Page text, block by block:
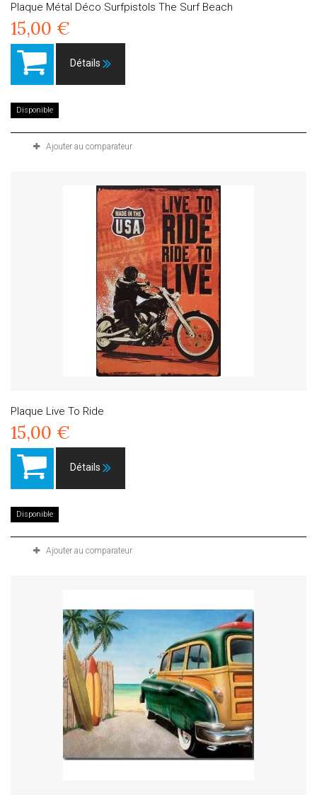
Plaque Métal Déco Surfpistols The Surf Beach
15,00 €
Détails
Disponible
Ajouter au comparateur
Plaque Live To Ride
15,00 €
Détails
Disponible
Ajouter au comparateur